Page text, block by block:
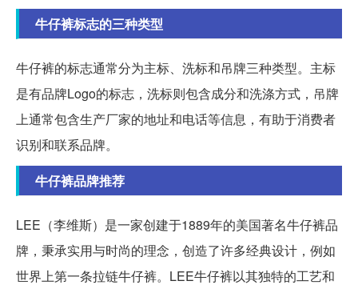
牛仔裤标志的三种类型
牛仔裤的标志通常分为主标、洗标和吊牌三种类型。主标
是有品牌Logo的标志，洗标则包含成分和洗涤方式，吊牌
上通常包含生产厂家的地址和电话等信息，有助于消费者
识别和联系品牌。
牛仔裤品牌推荐
LEE（李维斯）是一家创建于1889年的美国著名牛仔裤品
牌，秉承实用与时尚的理念，创造了许多经典设计，例如
世界上第一条拉链牛仔裤。LEE牛仔裤以其独特的工艺和